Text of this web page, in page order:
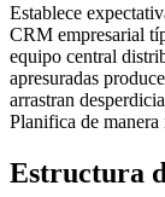
Establece
CRM empresarial
equipo central
apresuradas
arrastran
Planifica de manera
Estructura